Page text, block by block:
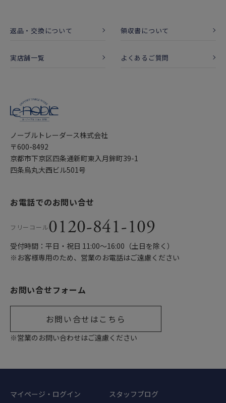
返品・交換について 領収書について
実店舗一覧 よくあるご質問
ノーブルトレーダース株式会社
〒600-8492
京都市下京区四条通新町東入月鉾町39-1
四条烏丸大西ビル501号
お電話でのお問い合せ
フリーコール0120-841-109
受付時間：平日・祝日 11:00〜16:00（土日を除く）
※お客様専用のため、営業のお電話はご遠慮ください
お問い合せフォーム
お問い合せはこちら
※営業のお問い合わせはご遠慮ください
マイページ・ログイン スタッフブログ